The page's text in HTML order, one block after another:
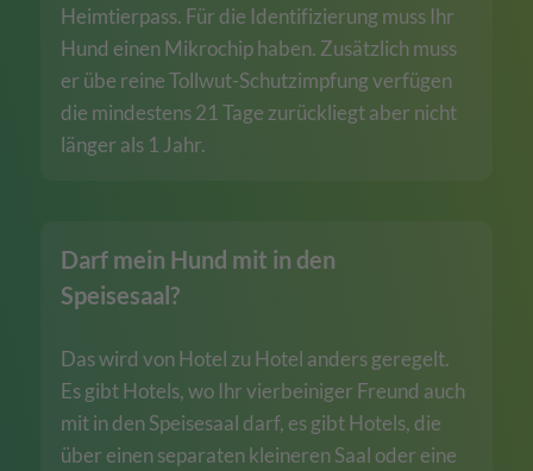
Heimtierpass. Für die Identifizierung muss Ihr
Hund einen Mikrochip haben. Zusätzlich muss
er übe reine Tollwut-Schutzimpfung verfügen
die mindestens 21 Tage zurückliegt aber nicht
länger als 1 Jahr.
Darf mein Hund mit in den
Speisesaal?
Das wird von Hotel zu Hotel anders geregelt.
Es gibt Hotels, wo Ihr vierbeiniger Freund auch
mit in den Speisesaal darf, es gibt Hotels, die
über einen separaten kleineren Saal oder eine